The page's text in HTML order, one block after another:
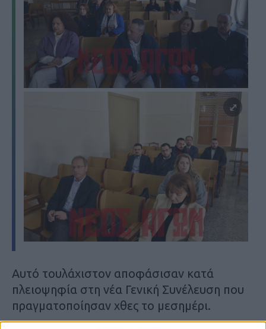
Αυτό τουλάχιστον αποφάσισαν κατά
πλειοψηφία στη νέα Γενική Συνέλευση που
πραγματοποίησαν χθες το μεσημέρι.